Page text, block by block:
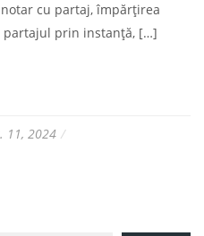
cu partaj, împărțirea
prin instanță, […]
11, 2024